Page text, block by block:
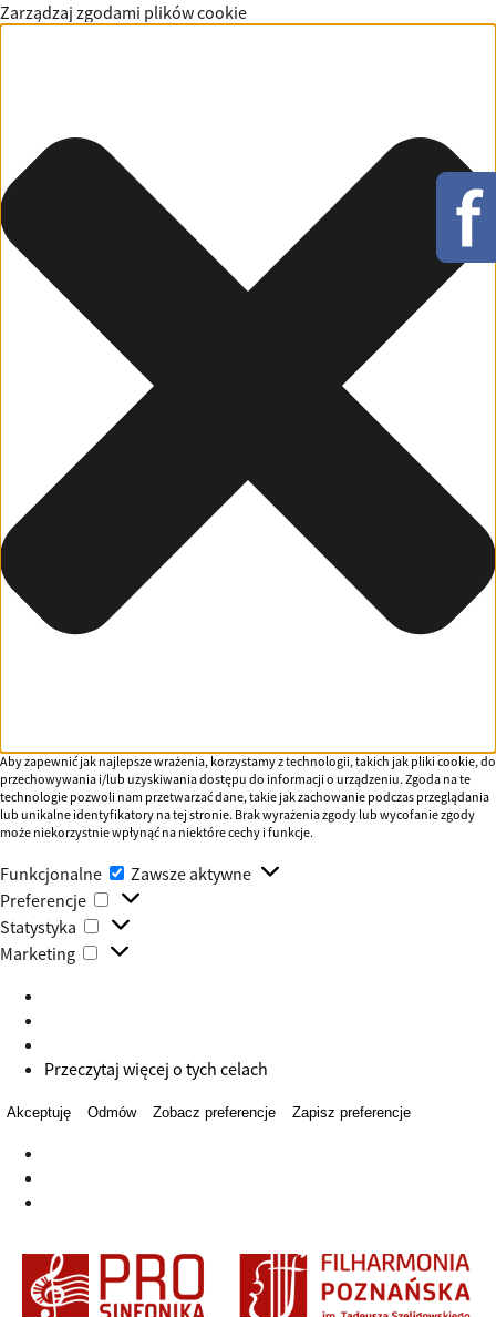
Zarządzaj zgodami plików cookie
Aby zapewnić jak najlepsze wrażenia, korzystamy z technologii, takich jak pliki cookie, do
przechowywania i/lub uzyskiwania dostępu do informacji o urządzeniu. Zgoda na te
technologie pozwoli nam przetwarzać dane, takie jak zachowanie podczas przeglądania
lub unikalne identyfikatory na tej stronie. Brak wyrażenia zgody lub wycofanie zgody
może niekorzystnie wpłynąć na niektóre cechy i funkcje.
Funkcjonalne Funkcjonalne
Zawsze aktywne
Preferencje
Preferencje
Statystyka
Statystyka
Marketing
Marketing
Przeczytaj więcej o tych celach
Akceptuję Odmów Zobacz preferencje Zapisz preferencje